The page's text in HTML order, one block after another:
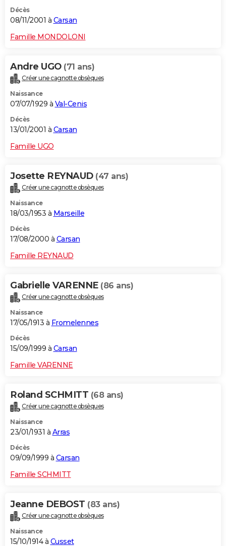
Décès
08/11/2001 à Carsan
Famille MONDOLONI
Andre UGO (71 ans)
Créer une cagnotte obsèques
Naissance
07/07/1929 à Val-Cenis
Décès
13/01/2001 à Carsan
Famille UGO
Josette REYNAUD (47 ans)
Créer une cagnotte obsèques
Naissance
18/03/1953 à Marseille
Décès
17/08/2000 à Carsan
Famille REYNAUD
Gabrielle VARENNE (86 ans)
Créer une cagnotte obsèques
Naissance
17/05/1913 à Fromelennes
Décès
15/09/1999 à Carsan
Famille VARENNE
Roland SCHMITT (68 ans)
Créer une cagnotte obsèques
Naissance
23/01/1931 à Arras
Décès
09/09/1999 à Carsan
Famille SCHMITT
Jeanne DEBOST (83 ans)
Créer une cagnotte obsèques
Naissance
15/10/1914 à Cusset